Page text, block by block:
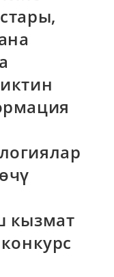
кызмат